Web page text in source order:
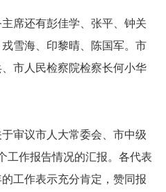
席还有彭佳学、张平、钟关
雪海、印黎晴、陈国军。市
市人民检察院检察长何小华
审议市人大常委会、市中级
工作报告情况的汇报。各代表
工作表示充分肯定，赞同报